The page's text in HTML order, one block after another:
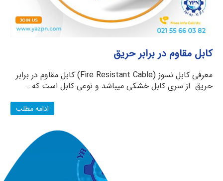
کابل مقاوم در برابر حریق
معرفی کابل نسوز (Fire Resistant Cable) کابل مقاوم در برابر
حریق از سری کابل خشکی میباشد و نوعی کابل است که…
ادامه مطلب